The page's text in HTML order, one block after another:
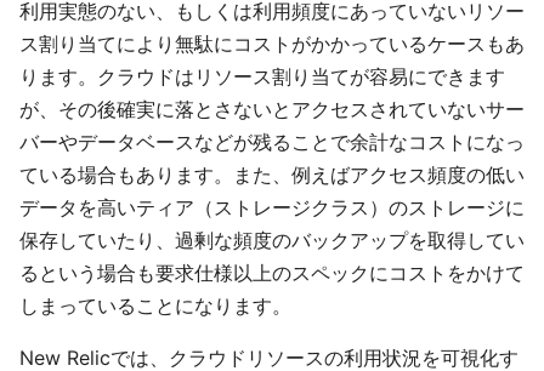
利用実態のない、もしくは利用頻度にあっていないリソー
ス割り当てにより無駄にコストがかかっているケースもあ
ります。クラウドはリソース割り当てが容易にできます
が、その後確実に落とさないとアクセスされていないサー
バーやデータベースなどが残ることで余計なコストになっ
ている場合もあります。また、例えばアクセス頻度の低い
データを高いティア（ストレージクラス）のストレージに
保存していたり、過剰な頻度のバックアップを取得してい
るという場合も要求仕様以上のスペックにコストをかけて
しまっていることになります。
New Relicでは、クラウドリソースの利用状況を可視化す